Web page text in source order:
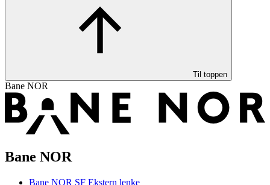
Til toppen
Bane NOR
Bane NOR
Bane NOR SF Ekstern lenke